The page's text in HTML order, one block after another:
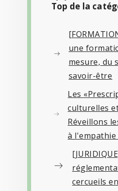
Top de la
une
mesure, du
savoir-être
Les
culturelles
Réveillons
à
cercueils